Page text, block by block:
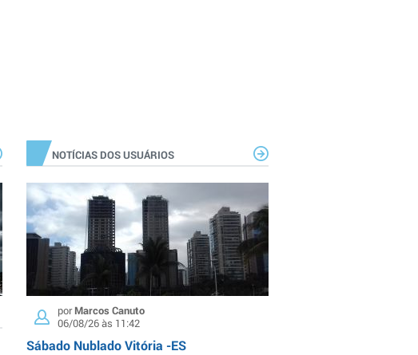
NOTÍCIAS DOS USUÁRIOS
porMarcos Canuto
06/08/26 às 11:42
Sábado Nublado Vitória -ES